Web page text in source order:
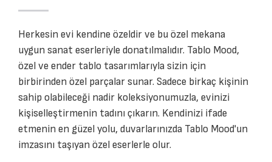
Herkesin evi kendine özeldir ve bu özel mekana
uygun sanat eserleriyle donatılmalıdır. Tablo Mood,
özel ve ender tablo tasarımlarıyla sizin için
birbirinden özel parçalar sunar. Sadece birkaç kişinin
sahip olabileceği nadir koleksiyonumuzla, evinizi
kişiselleştirmenin tadını çıkarın. Kendinizi ifade
etmenin en güzel yolu, duvarlarınızda Tablo Mood'un
imzasını taşıyan özel eserlerle olur.